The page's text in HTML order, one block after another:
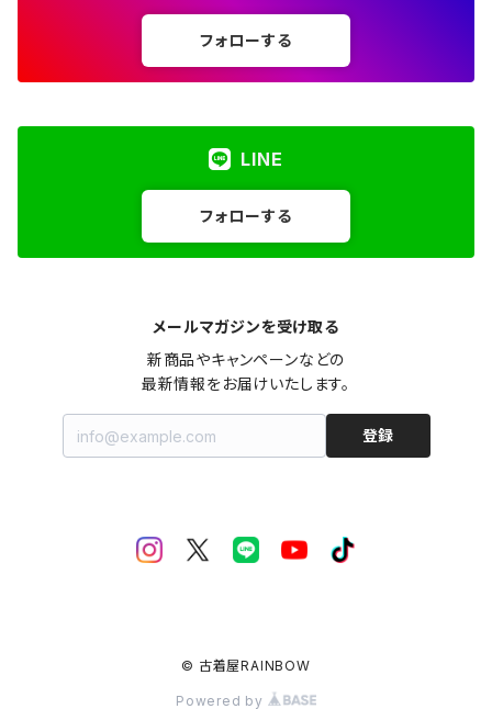
フォローする
LINE
フォローする
メールマガジンを受け取る
新商品やキャンペーンなどの
最新情報をお届けいたします。
登録
© 古着屋RAINBOW
Powered by